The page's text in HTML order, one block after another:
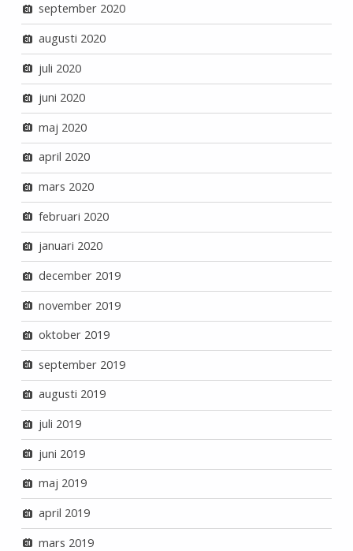
september 2020
augusti 2020
juli 2020
juni 2020
maj 2020
april 2020
mars 2020
februari 2020
januari 2020
december 2019
november 2019
oktober 2019
september 2019
augusti 2019
juli 2019
juni 2019
maj 2019
april 2019
mars 2019